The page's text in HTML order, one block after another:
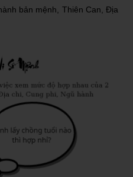
bản mệnh, Thiên Can, Địa